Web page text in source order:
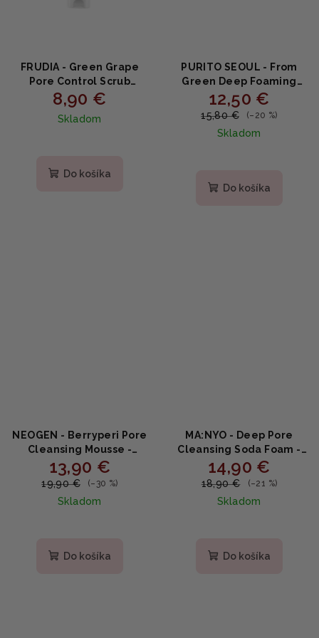
FRUDIA - Green Grape
Pore Control Scrub
Cleansing Foam - Póry
sťahujúca peelingová
čistiaca pena so zeleným
8,90 €
Skladom
Do košíka
PURITO SEOUL - From
Green Deep Foaming
Cleanser - Čistiaca
pleťová pena s
pupočníkom 150ml
12,50 €
15,80 € (–20 %)
Skladom
Do košíka
NEOGEN - Berryperi Pore
Cleansing Mousse -
Čistiaca pena na póry s
bobuľovými extraktmi
13,90 €
19,90 € (–30 %)
Skladom
Do košíka
MA:NYO - Deep Pore
Cleansing Soda Foam -
Čistiaca sódová pena na
tvár 150ml
14,90 €
18,90 € (–21 %)
Skladom
Do košíka